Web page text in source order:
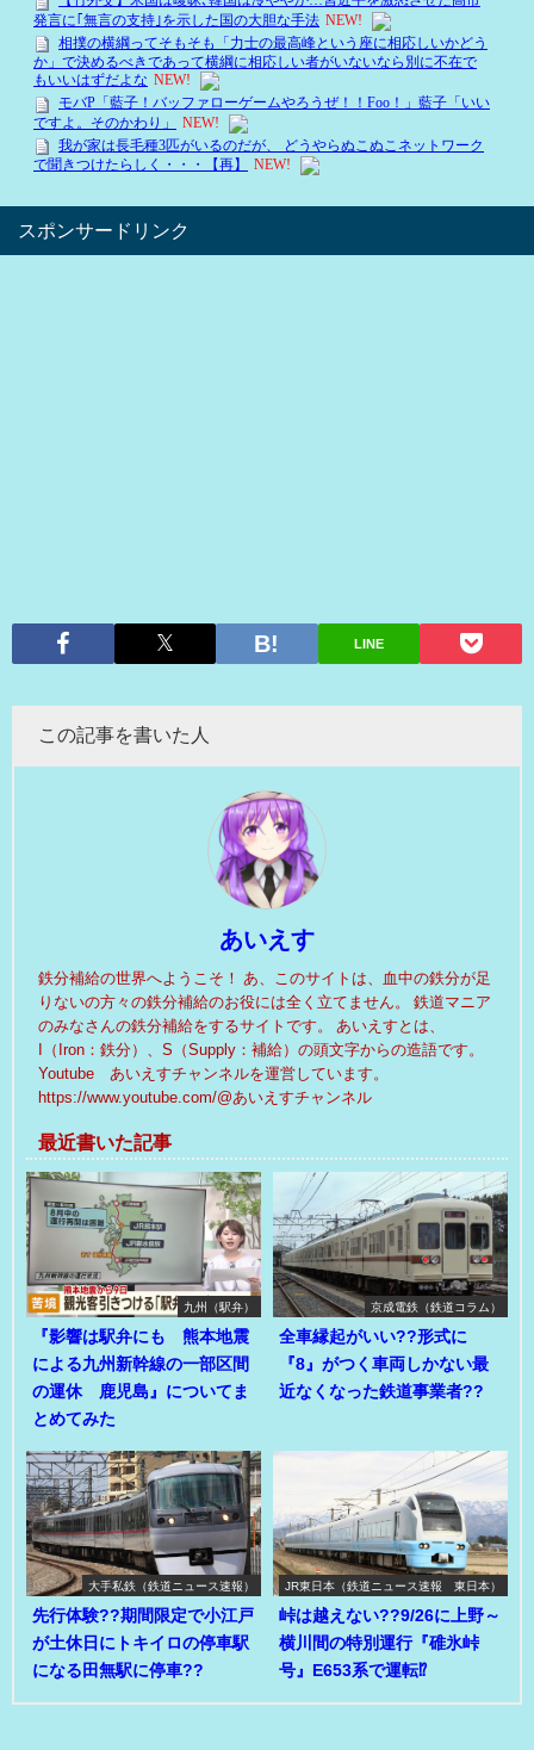
スポンサードリンク
LINE
この記事を書いた人
あいえす
鉄分補給の世界へようこそ！ あ、このサイトは、血中の鉄分が足
りないの方々の鉄分補給のお役には全く立てません。 鉄道マニア
のみなさんの鉄分補給をするサイトです。 あいえすとは、
I（Iron：鉄分）、S（Supply：補給）の頭文字からの造語です。
Youtube あいえすチャンネルを運営しています。
https://www.youtube.com/@あいえすチャンネル
最近書いた記事
九州（駅弁）
『影響は駅弁にも 熊本地震
による九州新幹線の一部区間
の運休 鹿児島』についてま
とめてみた
京成電鉄（鉄道コラム）
全車縁起がいい??形式に
『8』がつく車両しかない最
近なくなった鉄道事業者??
大手私鉄（鉄道ニュース速報）
先行体験??期間限定で小江戸
が土休日にトキイロの停車駅
になる田無駅に停車??
JR東日本（鉄道ニュース速報 東日本）
峠は越えない??9/26に上野～
横川間の特別運行『碓氷峠
号』E653系で運転⁉